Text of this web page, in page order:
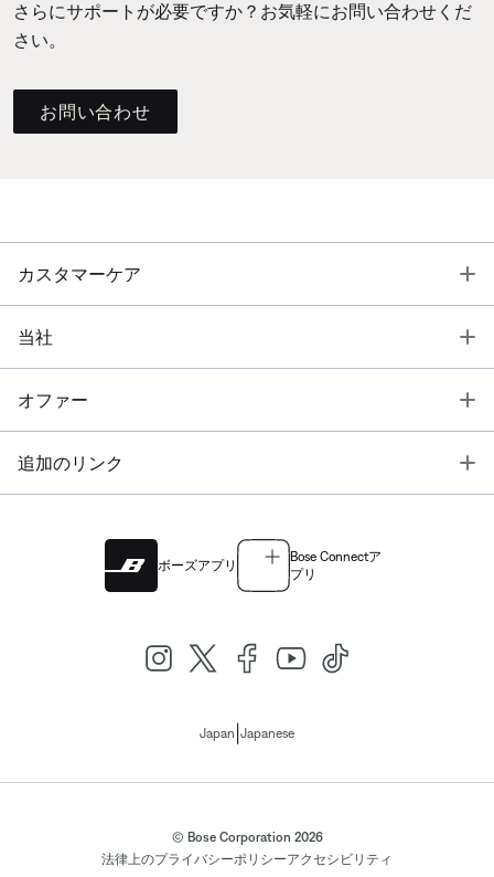
さらにサポートが必要ですか？お気軽にお問い合わせくだ
さい。
お問い合わせ
カスタマーケア
当社
オファー
追加のリンク
ボーズアプリ
Bose Connectア
プリ
Japan Japanese
© Bose Corporation 2026
法律上のプライバシーポリシーアクセシビリティ